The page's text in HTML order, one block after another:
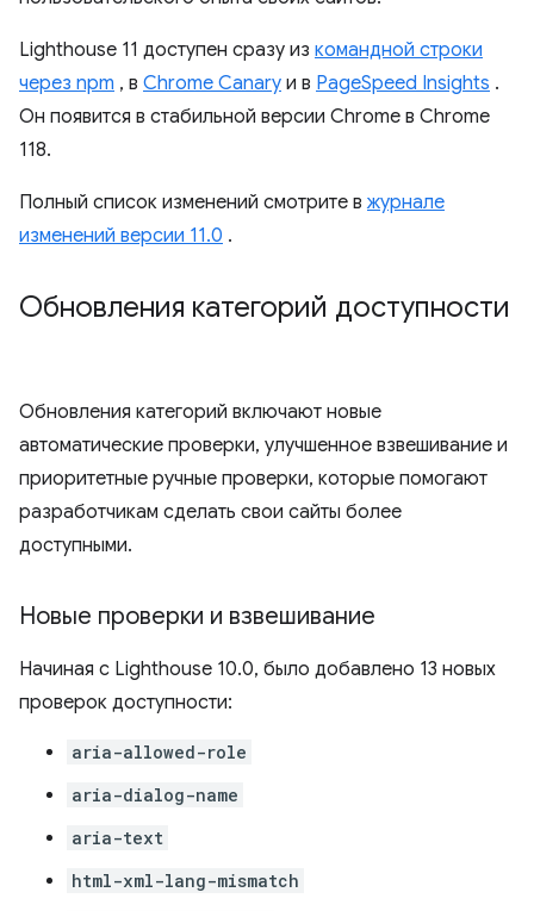
Lighthouse 11 доступен сразу из командной строки
через npm , в Chrome Canary и в PageSpeed ​​Insights .
Он появится в стабильной версии Chrome в Chrome
118.
Полный список изменений смотрите в журнале
изменений версии 11.0 .
Обновления категорий доступности
Обновления категорий включают новые
автоматические проверки, улучшенное взвешивание и
приоритетные ручные проверки, которые помогают
разработчикам сделать свои сайты более
доступными.
Новые проверки и взвешивание
Начиная с Lighthouse 10.0, было добавлено 13 новых
проверок доступности:
aria-allowed-role
aria-dialog-name
aria-text
html-xml-lang-mismatch